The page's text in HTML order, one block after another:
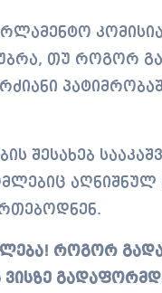
თუ როგორ
შესახებ
აღნიშნულ
როგორ